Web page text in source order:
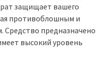
защищает вашего
противоблошным и
предназначено
высокий уровень